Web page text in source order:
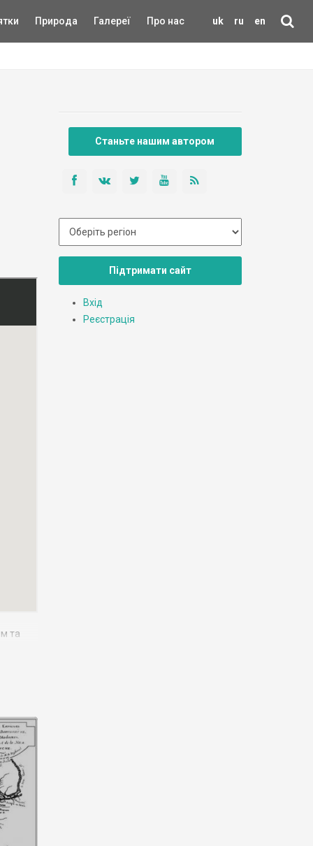
uk ru en
Природа Галереї Про нас
та
Станьте нашим автором
Підтримати сайт
Вхід
Реєстрація